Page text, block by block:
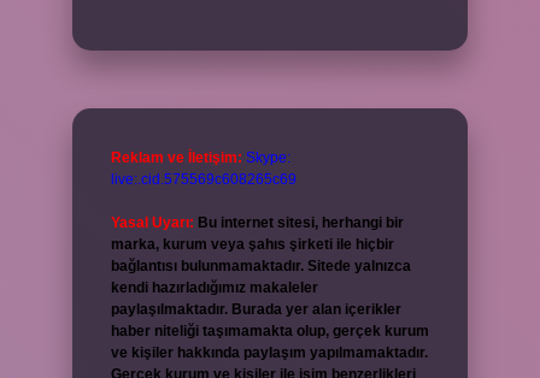
Reklam ve İletişim: Skype:
live:.cid.575569c608265c69
Yasal Uyarı: Bu internet sitesi, herhangi bir
marka, kurum veya şahıs şirketi ile hiçbir
bağlantısı bulunmamaktadır. Sitede yalnızca
kendi hazırladığımız makaleler
paylaşılmaktadır. Burada yer alan içerikler
haber niteliği taşımamakta olup, gerçek kurum
ve kişiler hakkında paylaşım yapılmamaktadır.
Gerçek kurum ve kişiler ile isim benzerlikleri